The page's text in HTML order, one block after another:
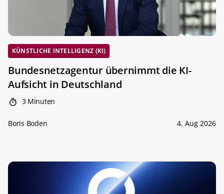
KÜNSTLICHE INTELLIGENZ (KI)
Bundesnetzagentur übernimmt die KI-
Aufsicht in Deutschland
3 Minuten
Boris Boden 4. Aug 2026